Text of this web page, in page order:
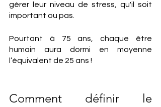
gérer leur niveau de stress, qu'il soit
important ou pas.
Pourtant à 75 ans, chaque être
humain aura dormi en moyenne
l’équivalent de 25 ans !
Comment définir le